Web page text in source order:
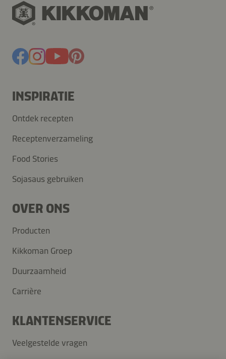
INSPIRATIE
Ontdek recepten
Receptenverzameling
Food Stories
Sojasaus gebruiken
OVER ONS
Producten
Kikkoman Groep
Duurzaamheid
Carrière
KLANTENSERVICE
Veelgestelde vragen